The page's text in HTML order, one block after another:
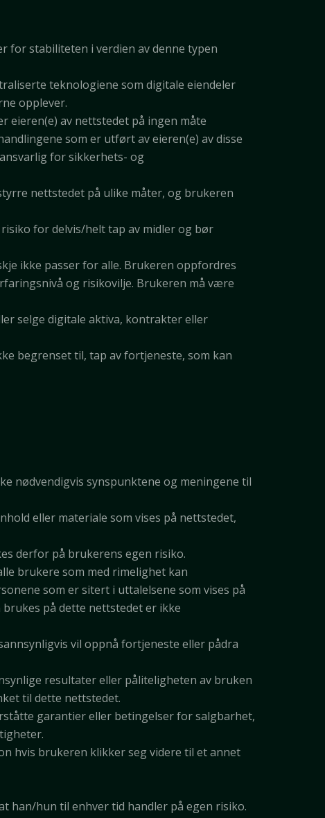
for stabiliteten i verdien av denne typen
teknologiene som digitale eiendeler
opplever.
av nettstedet på ingen måte
som er utført av eieren(e) av disse
for sikkerhets- og
nettstedet på ulike måter, og brukeren
for delvis/helt tap av midler og bør
ikke passer for alle. Brukeren oppfordres
og risikovilje. Brukeren må være
selge digitale aktiva, kontrakter eller
begrenset til, tap av fortjeneste, som kan
nødvendigvis synspunktene og meningene til
eller materiale som vises på nettstedet,
derfor på brukerens egen risiko.
brukere som med rimelighet kan
som er sitert i uttalelsene som vises på
på dette nettstedet er ikke
vil oppnå fortjeneste eller pådra
resultater eller påliteligheten av bruken
til dette nettstedet.
garantier eller betingelser for salgbarhet,
hvis brukeren klikker seg videre til et annet
han/hun til enhver tid handler på egen risiko.